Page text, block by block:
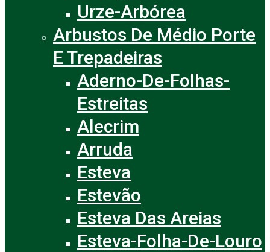
Urze-Arbórea
Arbustos De Médio Porte
E Trepadeiras
Aderno-De-Folhas-
Estreitas
Alecrim
Arruda
Esteva
Estevão
Esteva Das Areias
Esteva-Folha-De-Louro